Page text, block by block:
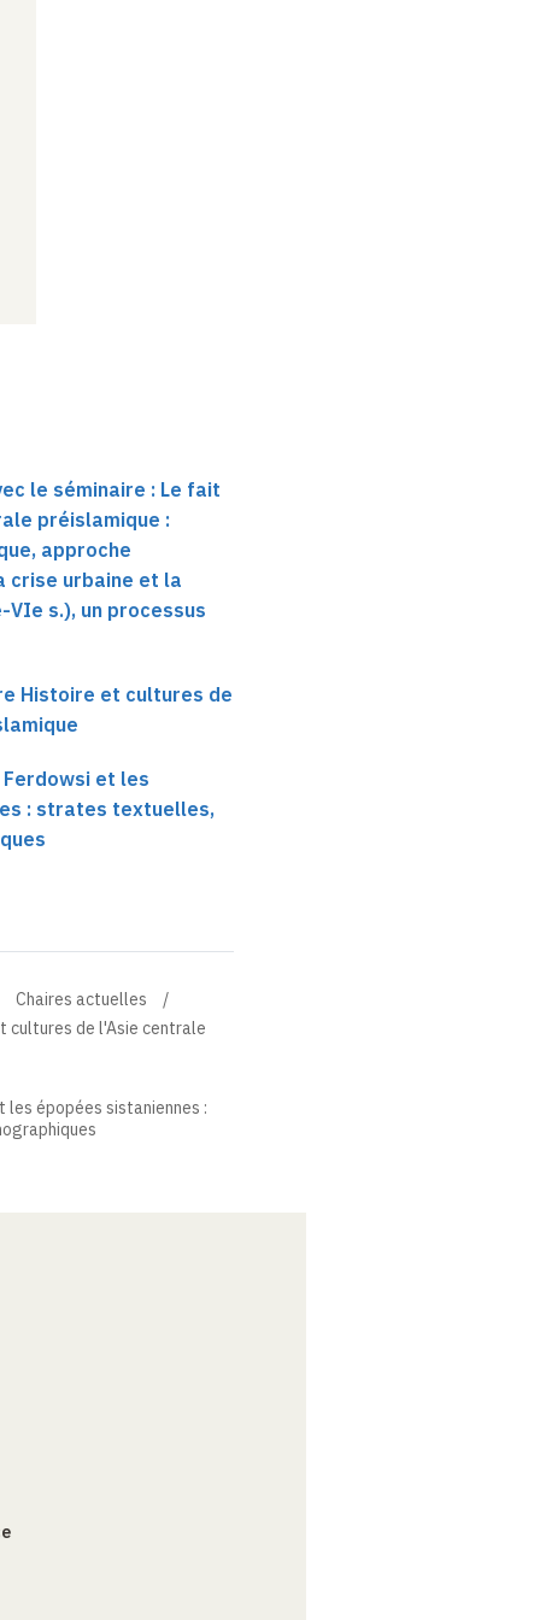
le séminaire : Le fait
préislamique :
approche
crise urbaine et la
s.), un processus
Histoire et cultures de
Ferdowsi et les
: strates textuelles,
Chaires actuelles
cultures de l'Asie centrale
les épopées sistaniennes :